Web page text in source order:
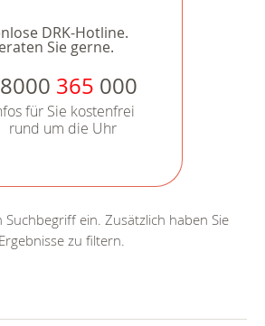
DRK-Hotline.
Sie gerne.
365 000
für Sie kostenfrei
rund um die Uhr
Suchbegriff ein. Zusätzlich haben Sie
zu filtern.